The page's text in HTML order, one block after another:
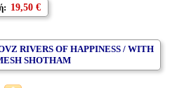
19,50 €
RIVERS OF HAPPINESS / WITH
SHOTHAM